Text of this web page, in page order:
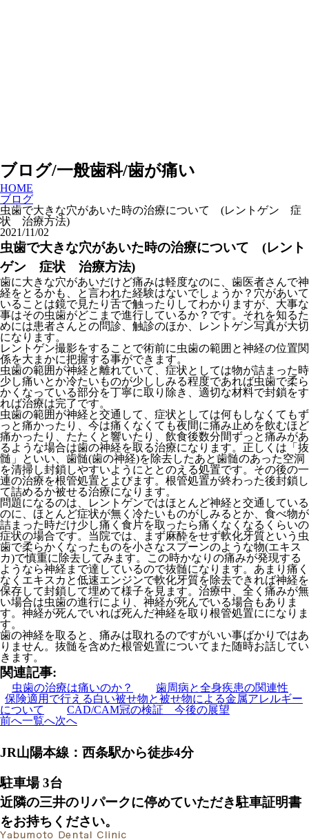
ブログ/一般歯科/歯が痛い
HOME
ブログ
虫歯で大きな穴があいた時の治療について (レントゲン 症
状 治療方法)
2021/11/02
虫歯で大きな穴があいた時の治療について (レント
ゲン 症状 治療方法)
歯に大きな穴があいだけど痛みは軽度なのに、歯医者さんで神
経をとるかも、と言われた経験はないでしょうか？穴があいて
いることは鏡で見たり舌で触ったりしてわかりますが、大事な
事はその虫歯がどこまで進行しているか？です。それを知るた
めには患者さんとの問診、触診のほか、レントゲン写真が大切
になります。
レントゲン撮影をすることで術前に虫歯の範囲と神経の位置関
係を大まかに把握する事ができます。
虫歯の範囲が神経と離れていて、症状としては物が詰まった時
少し痛いとか冷たいものが少ししみる程度であれば虫歯で柔ら
かくなっている部分を丁寧に取り除き、適切な材料で封鎖をす
れば治療は完了です。
虫歯の範囲が神経と交通して、症状としては何もしなくてもず
っと痛かったり、今は痛くなくても夜間に痛み止めを飲むほど
痛かったり、たたくと響いたり、飲食後数分間ずっと痛みがあ
るような場合は歯の神経を取る治療になります。正しくは「抜
髄」といい、歯髄(歯の神経)を除去したあと歯髄のあった空洞
を清掃し封鎖しやすいようにととのえる処置です。その後の一
連の治療を根管処置とよびます。根管処置が終わった後封鎖し
て詰めるか被せる治療になります。
問題になるのは、レントゲンではほとんど神経と交通している
のに、ほとんど症状が無く冷たいものがしみるとか、食べ物が
詰まった時だけ少し痛く食片を取ったら痛くなくなるくらいの
症状の場合です。当院では、まず麻酔をせず軟化牙質という虫
歯で柔らかくなったものを小さなスプーンのような物(エキス
カ)で慎重に除去してみます。この時かなりの痛みが発現する
ようなら神経まで達しているので抜髄になります。あまり痛く
なくエキスカと低速エンジンで軟化牙質を除去できれば神経を
保存して封鎖して埋めて様子を見ます。治療中、全く痛みが無
い場合は虫歯の進行により、神経が死んでいる場合もありま
す。神経が死んでいれば死んだ神経を取り根管処置にになりま
す。
歯の神経を取ると、痛みは取れるのですがいい事ばかりではあ
りません。抜髄を含めた根管処置についてまた随時お話してい
きます。
関連記事:
虫歯の治療は痛いのか？
歯周病と全身疾患の関連性
保険適用で行える白い被せ物と被せ物による金属アレルギー
について
CAD/CAM冠の検証 今後の展望
前へ一覧へ次へ
JR山陽本線：西条駅から徒歩4分
駐車場 3台
近隣の三井のリパークに停めていただき駐車証明書
をお持ちください。